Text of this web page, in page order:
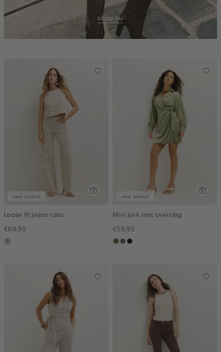
shop nu
new arrival
Loose fit jeans cato
€69.95
zand
new arrival
Mini jurk met overslag
€59.95
groen,
middenbruin
bordeaux,